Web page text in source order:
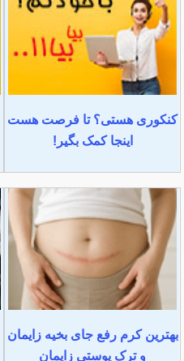
کنکوری هستی؟ تا فرصت هست
اینجا کمک بگیر!
بهترین کرم رفع جای بخیه زایمان
و ترک پوستی زایمان